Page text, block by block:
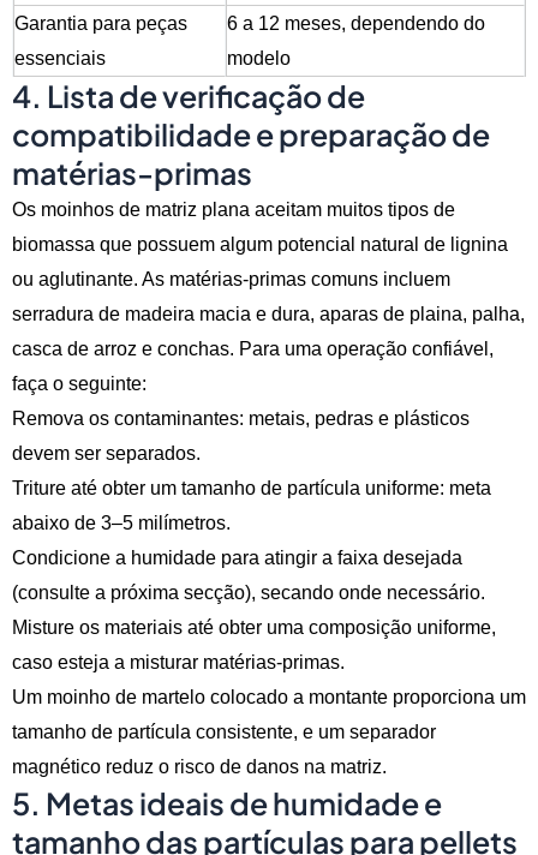
Garantia para peças
essenciais
6 a 12 meses, dependendo do
modelo
4. Lista de verificação de
compatibilidade e preparação de
matérias-primas
Os moinhos de matriz plana aceitam muitos tipos de
biomassa que possuem algum potencial natural de lignina
ou aglutinante. As matérias-primas comuns incluem
serradura de madeira macia e dura, aparas de plaina, palha,
casca de arroz e conchas. Para uma operação confiável,
faça o seguinte:
Remova os contaminantes: metais, pedras e plásticos
devem ser separados.
Triture até obter um tamanho de partícula uniforme: meta
abaixo de 3–5 milímetros.
Condicione a humidade para atingir a faixa desejada
(consulte a próxima secção), secando onde necessário.
Misture os materiais até obter uma composição uniforme,
caso esteja a misturar matérias-primas.
Um moinho de martelo colocado a montante proporciona um
tamanho de partícula consistente, e um separador
magnético reduz o risco de danos na matriz.
5. Metas ideais de humidade e
tamanho das partículas para pellets